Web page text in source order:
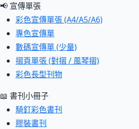
📢 宣傳單張
彩色宣傳單張 (A4/A5/A6)
專色宣傳單
數碼宣傳單 (少量)
摺頁單張 (對摺 / 風琴摺)
彩色長型刊物
📖 書刊小冊子
騎釘彩色書刊
膠裝書刊